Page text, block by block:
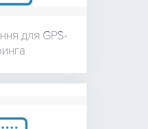
для GPS-